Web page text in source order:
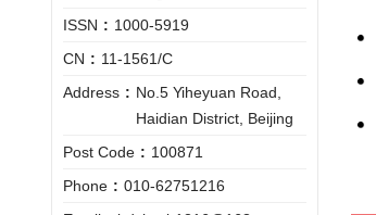
ISSN : 1000-5919
CN : 11-1561/C
Address : No.5 Yiheyuan Road,
Haidian District, Beijing
Post Code : 100871
Phone : 010-62751216